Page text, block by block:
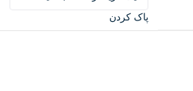
پاک کردن